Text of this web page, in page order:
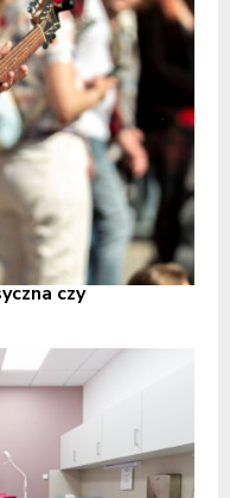
czy